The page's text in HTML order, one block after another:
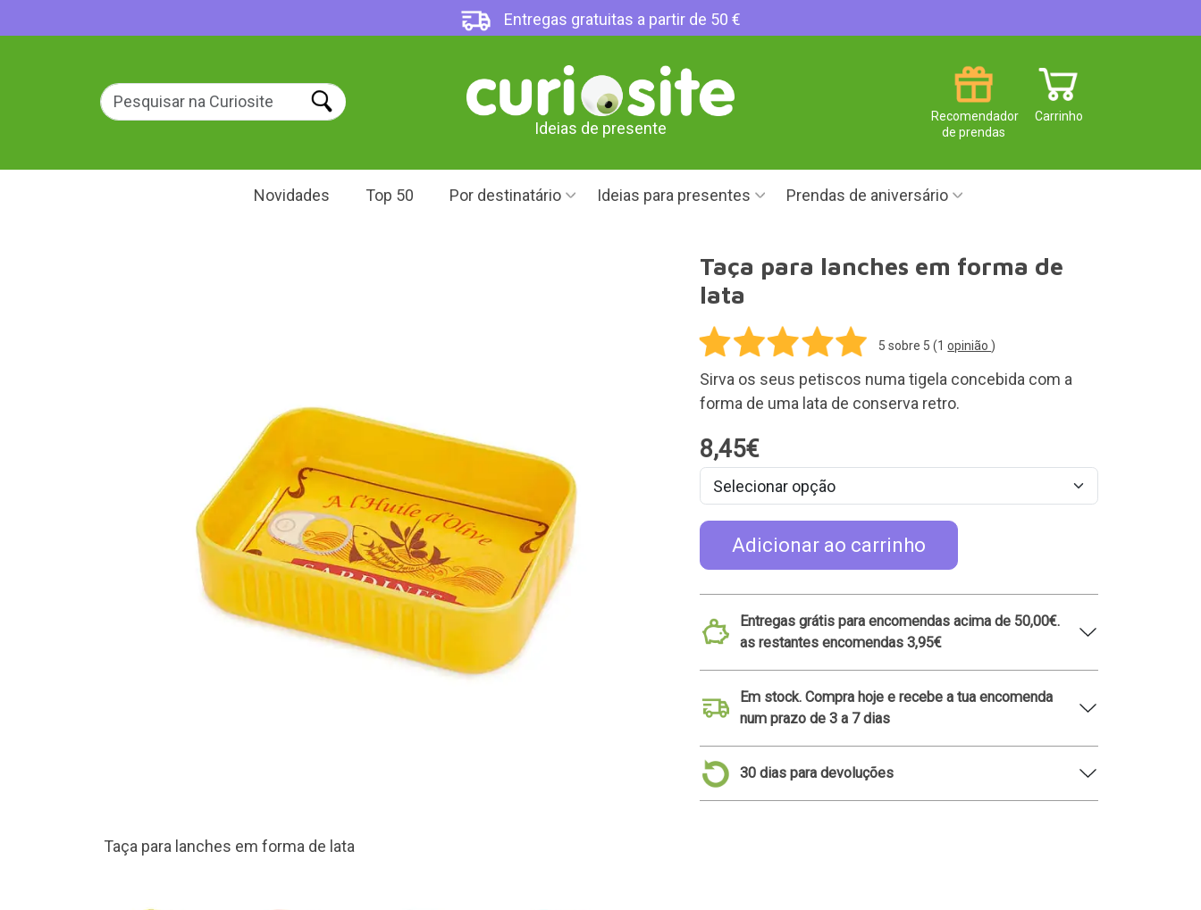
Entregas gratuitas a partir de 50 €
Ideias de presente
Carrinho
Recomendador
de prendas
Novidades Top 50 Por destinatário Ideias para presentes Prendas de aniversário
Fabricado em cerâmica
Taça para lanches em forma de
lata
5 sobre 5 (1 opinião )
Sirva os seus petiscos numa tigela concebida com a
forma de uma lata de conserva retro.
8,45€
Adicionar ao carrinho
Entregas grátis para encomendas acima de 50,00€.
as restantes encomendas 3,95€
Em stock. Compra hoje e recebe a tua encomenda
num prazo de 3 a 7 dias
30 dias para devoluções